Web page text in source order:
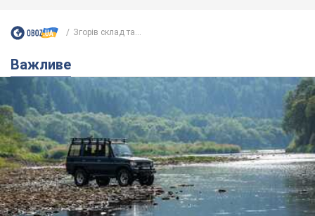
Згорів склад та...
Важливе